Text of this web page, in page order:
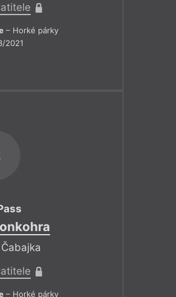
– Horké párky
2021
– Horké párky